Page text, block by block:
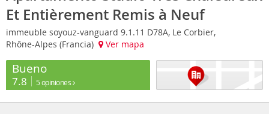
Et Entièrement Remis à Neuf
immeuble soyouz-vanguard 9.1.11 D78A, Le Corbier,
Rhône-Alpes (Francia)
Ver mapa
Bueno
7.8 5 opiniones